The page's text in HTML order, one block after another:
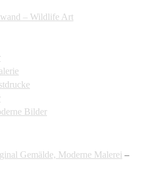
– Wildlife Art
Bilder
Gemälde, Moderne Malerei –